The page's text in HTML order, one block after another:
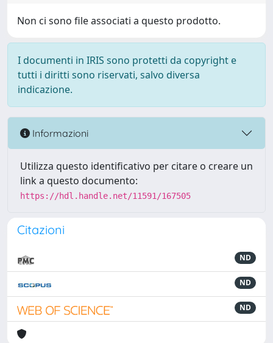
Non ci sono file associati a questo prodotto.
I documenti in IRIS sono protetti da copyright e
tutti i diritti sono riservati, salvo diversa
indicazione.
Informazioni
Utilizza questo identificativo per citare o creare un
link a questo documento:
https://hdl.handle.net/11591/167505
Citazioni
ND
ND
ND